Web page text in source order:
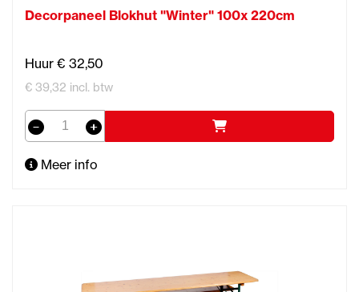
Decorpaneel Blokhut "Winter" 100x 220cm
Huur € 32,50
€ 39,32 incl. btw
Meer info